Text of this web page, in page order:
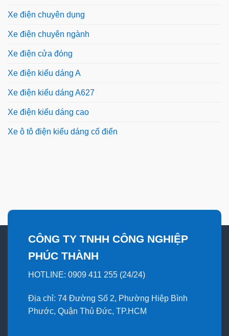
Xe điện chuyên dụng
Xe điện chuyên ngành
Xe điện cửa đóng
Xe điện kiểu dáng A
Xe điện kiểu dáng A627
Xe điện kiểu dáng cao
Xe ô tô điện kiểu dáng cổ điển
CÔNG TY TNHH CÔNG NGHIỆP
PHÚC THÀNH
HOTLINE: 0909 411 255 (24/24)
Địa chỉ: 74 Đường Số 2, Phường Hiệp Bình
Phước, Quận Thủ Đức, TP.HCM